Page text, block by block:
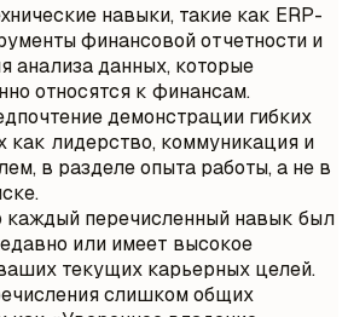
навыки, такие как ERP-
финансовой отчетности и
анализа данных, которые
относятся к финансам.
демонстрации гибких
как лидерство, коммуникация и
в разделе опыта работы, а не в
каждый перечисленный навык был
или имеет высокое
текущих карьерных целей.
слишком общих